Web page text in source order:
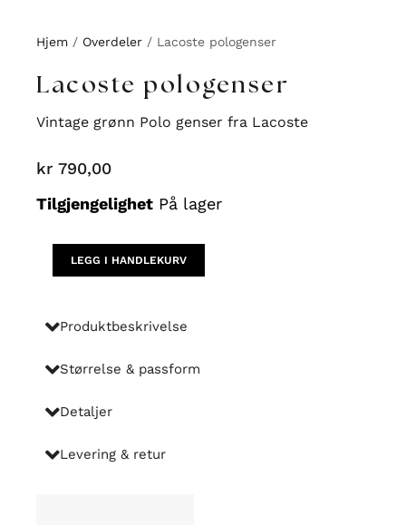
Hjem / Overdeler / Lacoste pologenser
Lacoste pologenser
Vintage grønn Polo genser fra Lacoste
kr 790,00
Tilgjengelighet På lager
Lacoste
LEGG I HANDLEKURV
Produktbeskrivelse
Størrelse & passform
Detaljer
Levering & retur